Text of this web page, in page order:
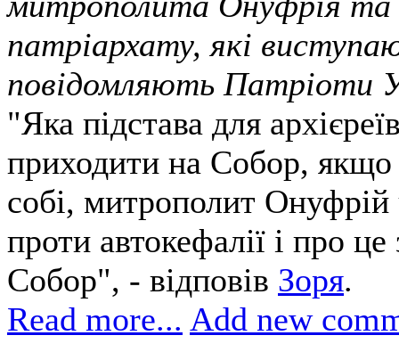
патріархату, які
повідомляють Патріоти
"Яка підстава для
приходити на Собор, якщо
собі, митрополит
проти автокефалії і про
Собор", - відповів Зоря.
Read more... Add new